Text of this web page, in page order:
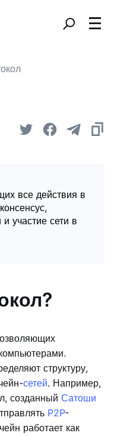
все действия в
участие сети в
структуру,
сетей. Например,
созданный Сатоши
P2P-
работает как